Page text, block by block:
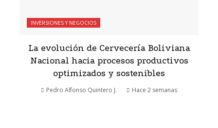
INVERSIONES Y NEGOCIOS
La evolución de Cervecería Boliviana
Nacional hacia procesos productivos
optimizados y sostenibles
Pedro Alfonso Quintero J. Hace 2 semanas